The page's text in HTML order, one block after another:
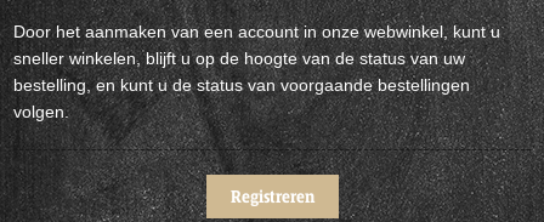
Door het aanmaken van een account in onze webwinkel, kunt u
sneller winkelen, blijft u op de hoogte van de status van uw
bestelling, en kunt u de status van voorgaande bestellingen
volgen.